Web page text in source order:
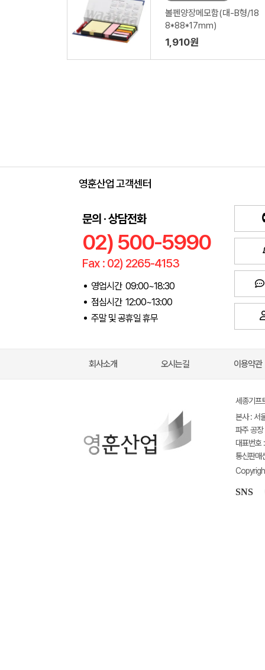
볼펜양장메모함(대-B형/18
8*88*17mm)
1,910원
영훈산업 고객센터
문의 · 상담전화
02) 500-5990
Fax : 02) 2265-4153
영업시간 09:00~18:30
점심시간 12:00~13:00
주말 및 공휴일 휴무
회사소개 오시는길 이용약관
세종기
본사 : 서
파주 공
대표번
통신판
SNS